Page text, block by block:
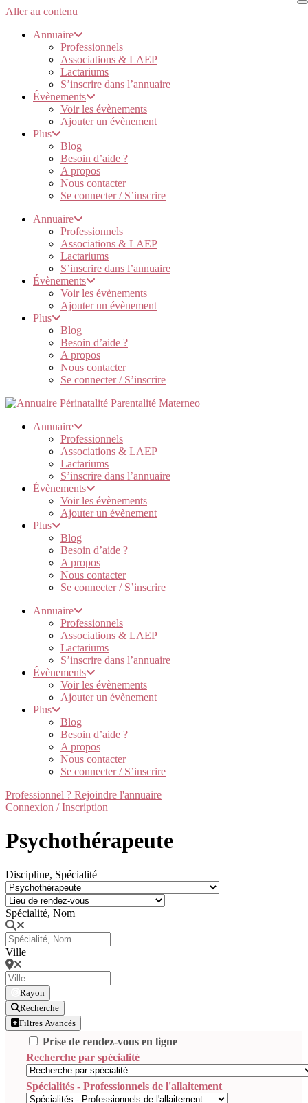
Aller au contenu
Annuaire
Professionnels
Associations & LAEP
Lactariums
S’inscrire dans l’annuaire
Évènements
Voir les évènements
Ajouter un évènement
Plus
Blog
Besoin d’aide ?
A propos
Nous contacter
Se connecter / S’inscrire
Annuaire
Professionnels
Associations & LAEP
Lactariums
S’inscrire dans l’annuaire
Évènements
Voir les évènements
Ajouter un évènement
Plus
Blog
Besoin d’aide ?
A propos
Nous contacter
Se connecter / S’inscrire
Annuaire
Professionnels
Associations & LAEP
Lactariums
S’inscrire dans l’annuaire
Évènements
Voir les évènements
Ajouter un évènement
Plus
Blog
Besoin d’aide ?
A propos
Nous contacter
Se connecter / S’inscrire
Annuaire
Professionnels
Associations & LAEP
Lactariums
S’inscrire dans l’annuaire
Évènements
Voir les évènements
Ajouter un évènement
Plus
Blog
Besoin d’aide ?
A propos
Nous contacter
Se connecter / S’inscrire
Professionnel ? Rejoindre l'annuaire
Connexion / Inscription
Psychothérapeute
Discipline, Spécialité
Spécialité, Nom
Ville
Rayon
Recherche
Filtres Avancés
Prise de rendez-vous en ligne
Recherche par spécialité
Spécialités - Professionnels de l'allaitement